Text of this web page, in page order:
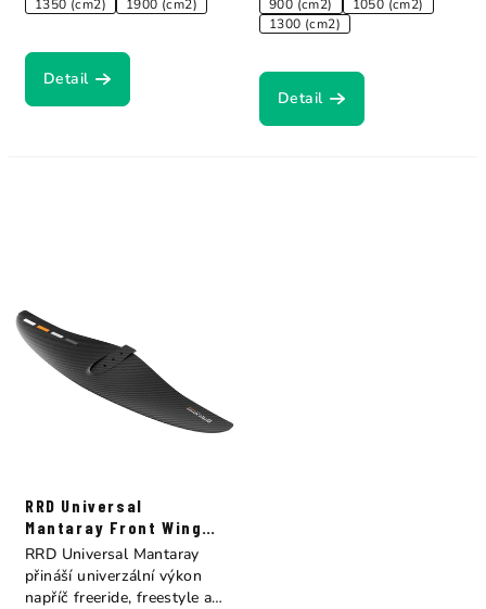
1350 (cm2) 1900 (cm2)
Detail
900 (cm2)
1050 (cm2)
1300 (cm2)
Detail
RRD Universal
Mantaray Front Wing
Y30
RRD Universal Mantaray
přináší univerzální výkon
napříč freeride, freestyle a